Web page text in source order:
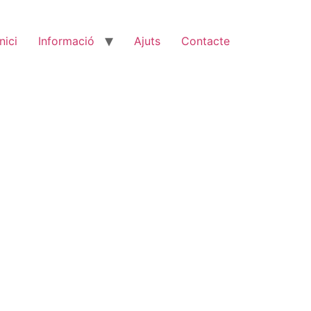
Informació Ajuts Contacte